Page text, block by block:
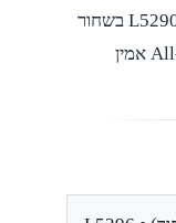
הדגמים הוא צבע הגוף בלבד: L5290 בשחור
ו-L5296 בלבן. פתרון All-in-One אמין